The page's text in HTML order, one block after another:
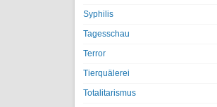
Syphilis
Tagesschau
Terror
Tierquälerei
Totalitarismus